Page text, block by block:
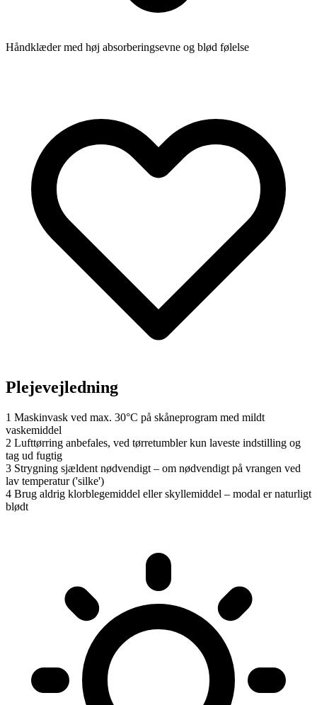
Håndklæder med høj absorberingsevne og blød følelse
Plejevejledning
1 Maskinvask ved max. 30°C på skåneprogram med mildt
vaskemiddel
2 Lufttørring anbefales, ved tørretumbler kun laveste indstilling og
tag ud fugtig
3 Strygning sjældent nødvendigt – om nødvendigt på vrangen ved
lav temperatur ('silke')
4 Brug aldrig klorblegemiddel eller skyllemiddel – modal er naturligt
blødt